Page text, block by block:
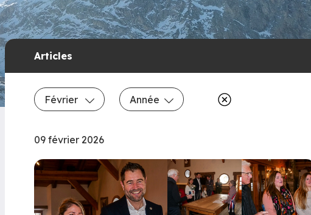
Articles
Février Année
09 février 2026